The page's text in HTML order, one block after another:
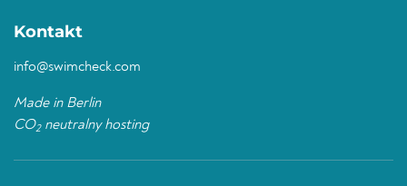
Kontakt
info@swimcheck.com
Made in Berlin
CO2neutralny hosting